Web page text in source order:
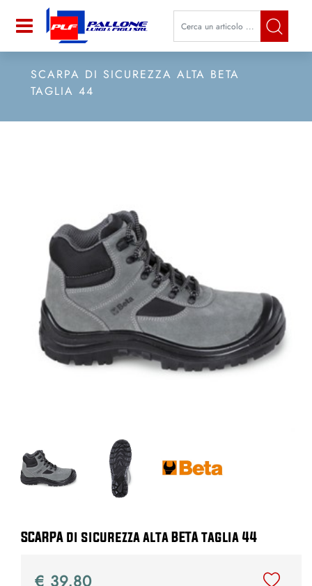
Open La modifica di un filtro
SCARPA DI SICUREZZA ALTA BETA
TAGLIA 44
SCARPA di sicurezza alta BETA taglia 44
€ 39,80